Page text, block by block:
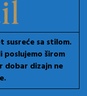
susreće sa stilom.
poslujemo širom
dobar dizajn ne